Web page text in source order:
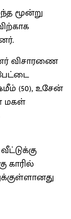
மூன்று
விசாரணை
(50), உசேன்
மகள்